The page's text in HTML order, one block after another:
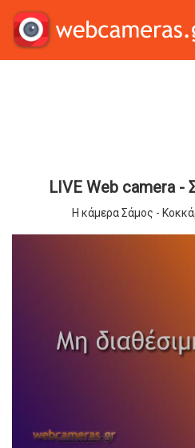
LIVE Web camera -
Η κάμερα Σάμος -